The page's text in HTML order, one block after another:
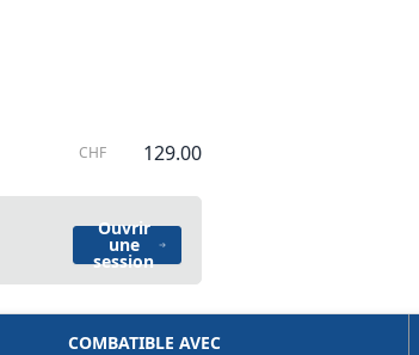
CHF 129.00
Ouvrir
une
session
COMBATIBLE AVEC